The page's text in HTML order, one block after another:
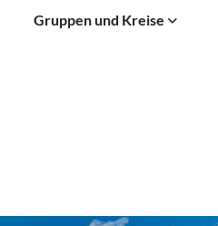
Gruppen und Kreise